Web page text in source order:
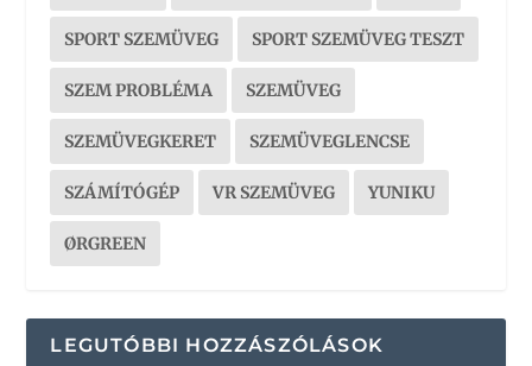
SPORT SZEMÜVEG SPORT SZEMÜVEG TESZT
SZEM PROBLÉMA SZEMÜVEG
SZEMÜVEGKERET SZEMÜVEGLENCSE
SZÁMÍTÓGÉP VR SZEMÜVEG YUNIKU
ØRGREEN
LEGUTÓBBI HOZZÁSZÓLÁSOK